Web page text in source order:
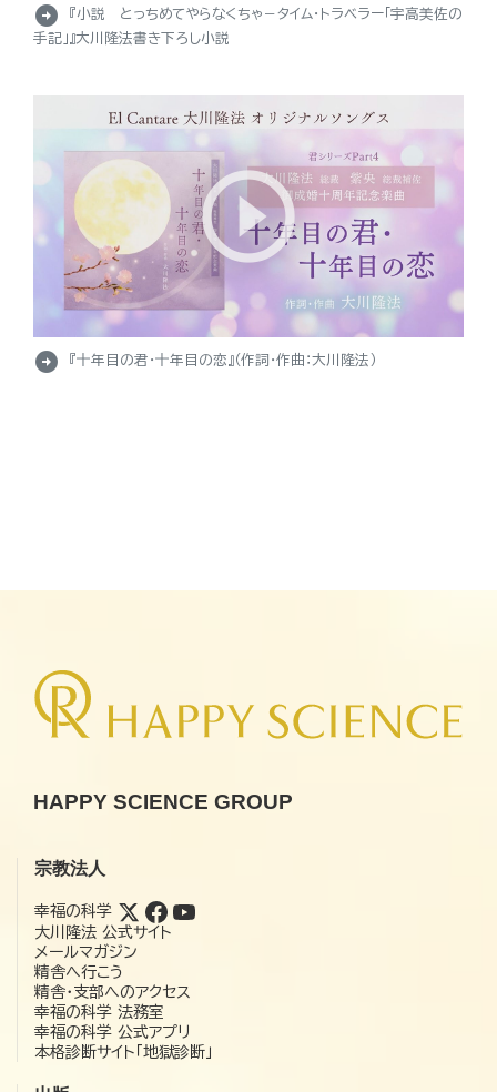
arrow_circle_right
『小説 とっちめてやらなくちゃ－タイム・トラベラー「宇高美佐の
手記」』大川隆法書き下ろし小説
arrow_circle_right 『十年目の君・十年目の恋』（作詞・作曲：大川隆法）
HAPPY SCIENCE GROUP
宗教法人
幸福の科学
大川隆法 公式サイト
メールマガジン
精舎へ行こう
精舎・支部へのアクセス
幸福の科学 法務室
幸福の科学 公式アプリ
本格診断サイト「地獄診断」